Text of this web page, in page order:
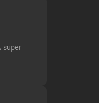
super